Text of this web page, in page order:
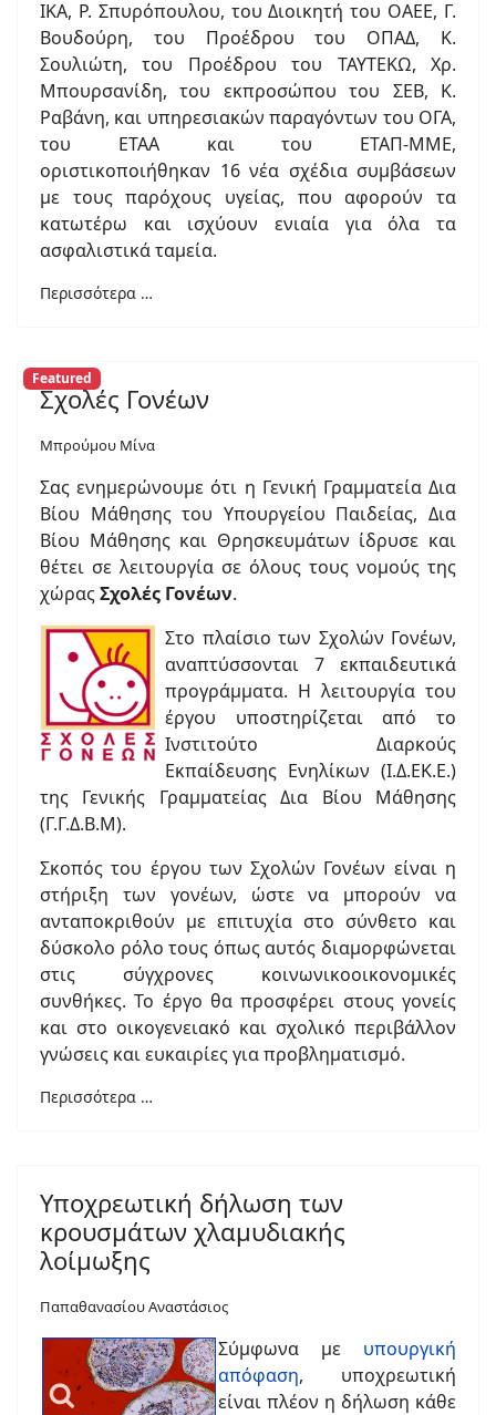
ΙΚΑ, Ρ. Σπυρόπουλου, του Διοικητή του ΟΑΕΕ, Γ.
Βουδούρη, του Προέδρου του ΟΠΑΔ, Κ.
Σουλιώτη, του Προέδρου του ΤΑΥΤΕΚΩ, Χρ.
Μπουρσανίδη, του εκπροσώπου του ΣΕΒ, Κ.
Ραβάνη, και υπηρεσιακών παραγόντων του ΟΓΑ,
του ΕΤΑΑ και του ΕΤΑΠ-ΜΜΕ,
οριστικοποιήθηκαν 16 νέα σχέδια συμβάσεων
με τους παρόχους υγείας, που αφορούν τα
κατωτέρω και ισχύουν ενιαία για όλα τα
ασφαλιστικά ταμεία.
Περισσότερα …
Featured
Σχολές Γονέων
Μπρούμου Μίνα
Σας ενημερώνουμε ότι η Γενική Γραμματεία Δια
Βίου Μάθησης του Υπουργείου Παιδείας, Δια
Βίου Μάθησης και Θρησκευμάτων ίδρυσε και
θέτει σε λειτουργία σε όλους τους νομούς της
χώραςΣχολές Γονέων.
Στο πλαίσιο των Σχολών Γονέων,
αναπτύσσονται 7 εκπαιδευτικά
προγράμματα. H λειτουργία του
έργου υποστηρίζεται από το
Ινστιτούτο Διαρκούς
Εκπαίδευσης Ενηλίκων (Ι.Δ.ΕΚ.Ε.)
της Γενικής Γραμματείας Δια Βίου Μάθησης
(Γ.Γ.Δ.Β.Μ).
Σκοπός του έργου των Σχολών Γονέων είναι η
στήριξη των γονέων, ώστε να μπορούν να
ανταποκριθούν με επιτυχία στο σύνθετο και
δύσκολο ρόλο τους όπως αυτός διαμορφώνεται
στις σύγχρονες κοινωνικοοικονομικές
συνθήκες. Το έργο θα προσφέρει στους γονείς
και στο οικογενειακό και σχολικό περιβάλλον
γνώσεις και ευκαιρίες για προβληματισμό.
Περισσότερα …
Υποχρεωτική δήλωση των
κρουσμάτων χλαμυδιακής
λοίμωξης
Παπαθανασίου Αναστάσιος
Σύμφωνα με υπουργική
απόφαση, υποχρεωτική
είναι πλέον η δήλωση κάθε